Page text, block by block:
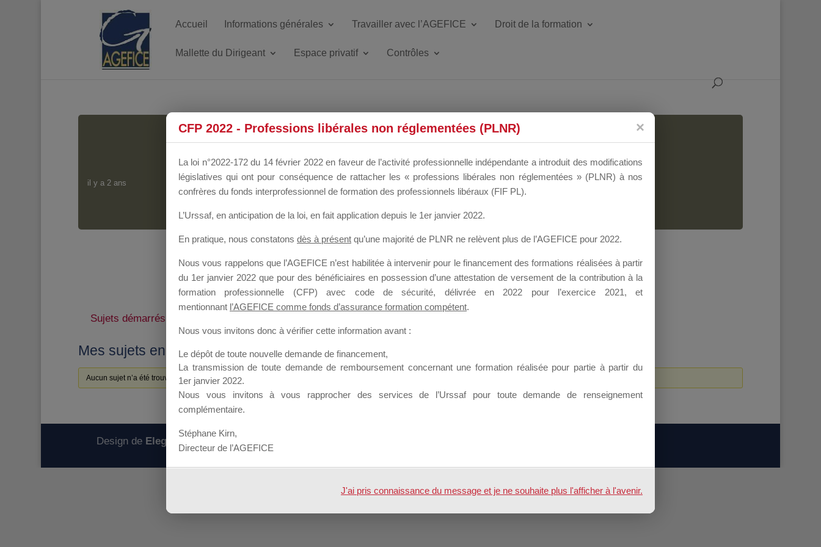
Accueil Informations générales Travailler avec l’AGEFICE Droit de la formation
Mallette du Dirigeant Espace privatif Contrôles
CLÉMENT SALAS
il y a 2 ans
Profil Groupes 0 Forums
Sujets démarrés
Mes sujets engagés
Aucun sujet n’a été trouvé ici.
Design de Elegant Themes | Propulsé par
CFP 2022 - Professions libérales non réglementées (PLNR)
La loi n°2022-172 du 14 février 2022 en faveur de l’activité professionnelle indépendante a introduit des modifications
législatives qui ont pour conséquence de rattacher les « professions libérales non réglementées » (PLNR) à nos
confrères du fonds interprofessionnel de formation des professionnels libéraux (FIF PL).
L’Urssaf, en anticipation de la loi, en fait application depuis le 1er janvier 2022.
En pratique, nous constatons dès à présent qu’une majorité de PLNR ne relèvent plus de l’AGEFICE pour 2022.
Nous vous rappelons que l’AGEFICE n’est habilitée à intervenir pour le financement des formations réalisées à partir
du 1er janvier 2022 que pour des bénéficiaires en possession d’une attestation de versement de la contribution à la
formation professionnelle (CFP) avec code de sécurité, délivrée en 2022 pour l’exercice 2021, et
mentionnant l’AGEFICE comme fonds d’assurance formation compétent.
Nous vous invitons donc à vérifier cette information avant :
Le dépôt de toute nouvelle demande de financement,
La transmission de toute demande de remboursement concernant une formation réalisée pour partie à partir du
1er janvier 2022.
Nous vous invitons à vous rapprocher des services de l’Urssaf pour toute demande de renseignement
complémentaire.
Stéphane Kirn,
Directeur de l’AGEFICE
J'ai pris connaissance du message et je ne souhaite plus l'afficher à l'avenir.